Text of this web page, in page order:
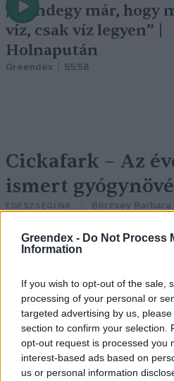
Greendex - Do Not Process
Information
If you wish to opt-out of the sale,
processing of your personal or
targeted advertising by us,
section to confirm your selection.
opt-out request is processed you
interest-based ads based on
us or personal information
„Mindegy már, hogy
víz, csak víz legyen” |
Holnapután
Greendex 55:58
Cickafark – Az
ismert
EGÉSZSÉGÜNK Börzsey Barbara